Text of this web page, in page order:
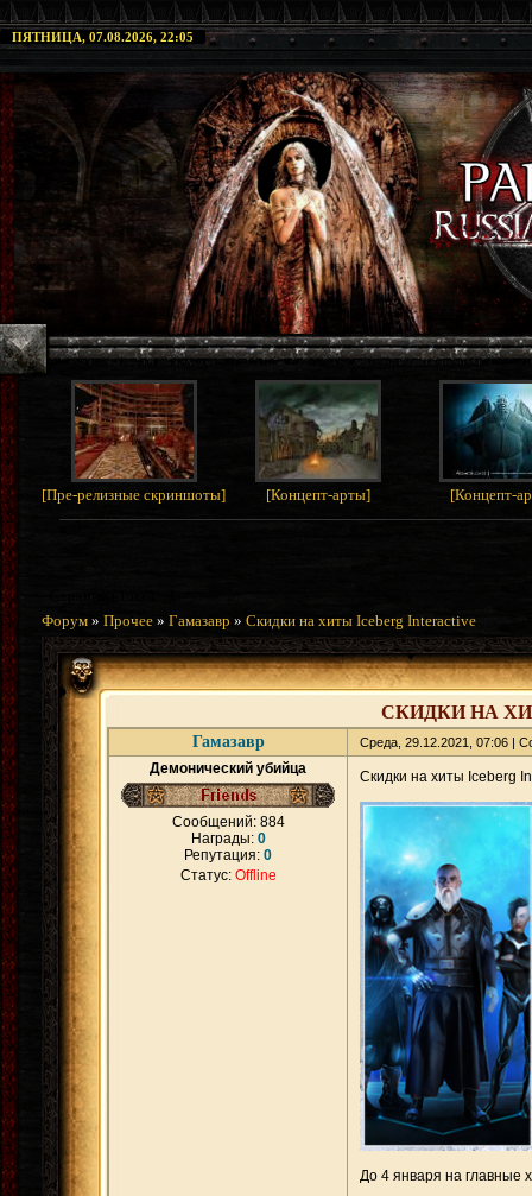
ПЯТНИЦА, 07.08.2026, 22:05
[Пре-релизные скриншоты] [Концепт-арты] [Концепт-
Форум » Прочее » Гамазавр » Скидки на хиты Iceberg Interactive
СКИДКИ НА
Гамазавр Среда, 29.12.2021, 07:06 |
Демонический убийца
Сообщений: 884
Награды: 0
Репутация: 0
Статус: Offline
Скидки на хиты Iceberg
До 4 января на главные